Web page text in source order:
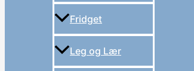
Fridget
Leg og Lær